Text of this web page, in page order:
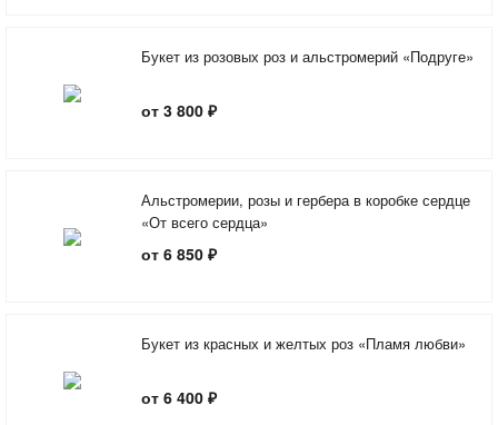
Букет из розовых роз и альстромерий «Подруге»
от 3 800 ₽
Альстромерии, розы и гербера в коробке сердце
«От всего сердца»
от 6 850 ₽
Букет из красных и желтых роз «Пламя любви»
от 6 400 ₽